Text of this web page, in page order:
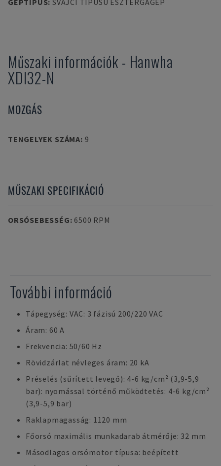
GÉPTÍPUS: SVÁJCI TÍPUSÚ ESZTERGAGÉP
Műszaki információk - Hanwha
XDI32-N
MOZGÁS
TENGELYEK SZÁMA: 9
MŰSZAKI SPECIFIKÁCIÓ
ORSÓSEBESSÉG: 6500 RPM
További információ
Tápegység: VAC: 3 fázisú 200/220 VAC
Áram: 60 A
Frekvencia: 50/60 Hz
Rövidzárlat névleges áram: 20 kA
Préselés (sűrített levegő): 4-6 kg/cm² (3,9-5,9
bar): nyomással történő működtetés: 4-6 kg/cm²
(3,9-5,9 bar)
Raklapmagasság: 1120 mm
Főorsó maximális munkadarab átmérője: 32 mm
Másodlagos orsómotor típusa: beépített